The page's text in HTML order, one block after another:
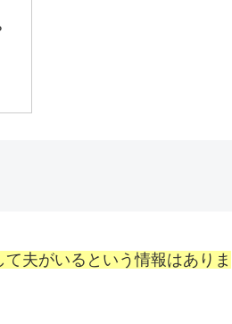
て夫がいるという情報はありま